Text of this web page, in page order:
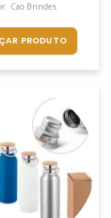
Cao Brindes
PRODUTO